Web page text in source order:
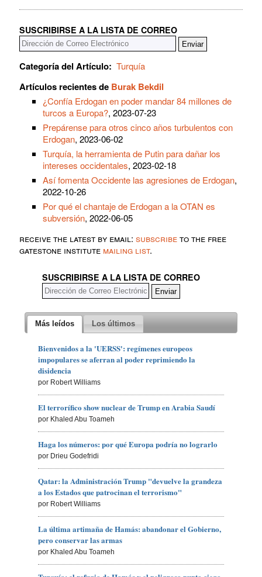
SUSCRIBIRSE A LA LISTA DE CORREO
Categoría del Artículo: Turquía
Artículos recientes de Burak Bekdil
¿Confía Erdogan en poder mandar 84 millones de
turcos a Europa?, 2023-07-23
Prepárense para otros cinco años turbulentos con
Erdogan, 2023-06-02
Turquía, la herramienta de Putin para dañar los
intereses occidentales, 2023-02-18
Así fomenta Occidente las agresiones de Erdogan,
2022-10-26
Por qué el chantaje de Erdogan a la OTAN es
subversión, 2022-06-05
receive the latest by email: subscribeto the free
gatestone institute mailing list.
SUSCRIBIRSE A LA LISTA DE CORREO
Más leídos Los últimos
Bienvenidos a la 'UERSS': regímenes europeos
impopulares se aferran al poder reprimiendo la
disidencia
por Robert Williams
El terrorífico show nuclear de Trump en Arabia Saudí
por Khaled Abu Toameh
Haga los números: por qué Europa podría no lograrlo
por Drieu Godefridi
Qatar: la Administración Trump "devuelve la grandeza
a los Estados que patrocinan el terrorismo"
por Robert Williams
La última artimaña de Hamás: abandonar el Gobierno,
pero conservar las armas
por Khaled Abu Toameh